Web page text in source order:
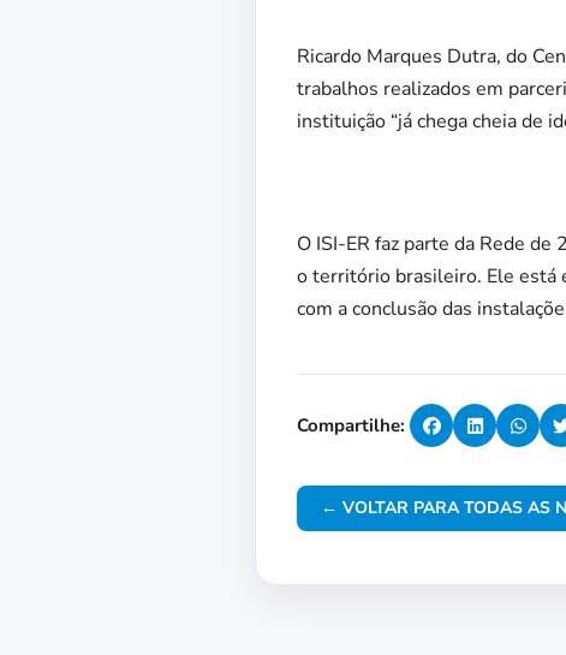
Ricardo Marques Dutra, do
trabalhos realizados em
instituição “já chega cheia de
O ISI-ER faz parte da Rede
o território brasileiro. Ele está
com a conclusão das
Compartilhe:
← VOLTAR PARA TODAS AS